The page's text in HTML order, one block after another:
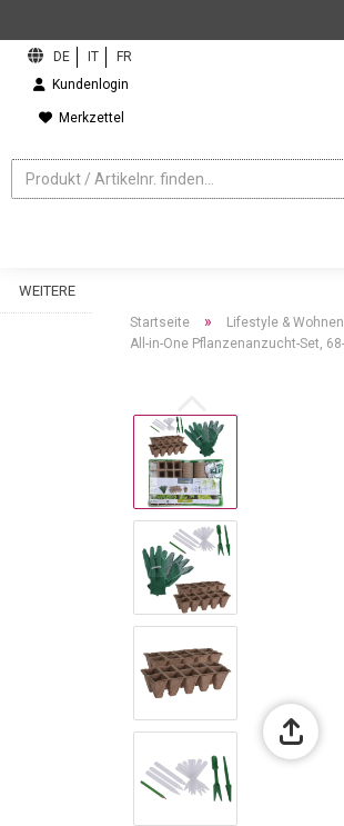
Kundenlogin
Merkzettel
WEITERE
Startseite » Lifestyle & Wohnen
All-in-One Pflanzenanzucht-Set,